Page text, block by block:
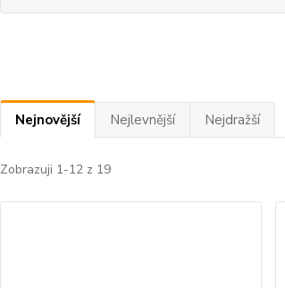
Nejnovější Nejlevnější Nejdražší
Zobrazuji 1-12 z 19